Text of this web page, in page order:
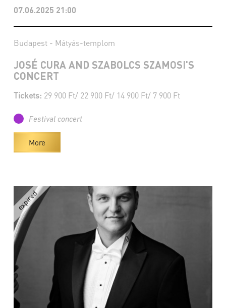
07.06.2025 21:00
Budapest - Mátyás-templom
JOSÉ CURA AND SZABOLCS SZAMOSI'S
CONCERT
Tickets: 29 900 Ft/ 22 900 Ft/ 14 900 Ft/ 7 900 Ft
Festival concert
More